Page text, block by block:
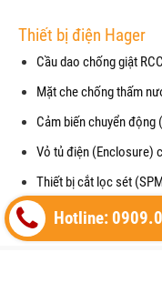
Thiết bị điện Hager
Cầu dao chống giật
Mặt che chống thấm
Cảm biến chuyển
Vỏ tủ điện (Enclosure)
Thiết bị cắt lọc sét
Máy cắt không khí
Hotline: